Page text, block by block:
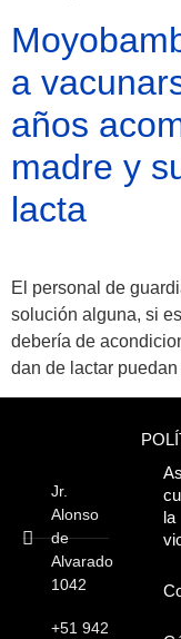
lleno de
a
años
madre y
lacta
El personal de
solución alguna, si
debería de
dan de lactar
Jr.
Alonso
de
Alvarado
1042
+51 942
la